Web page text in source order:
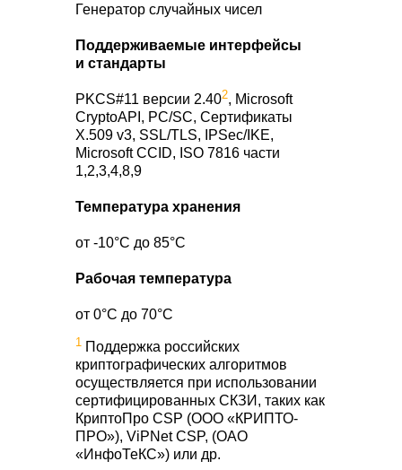
Поддерживаемые интерфейсы
и стандарты
Генератор случайных чисел
PKCS#11 версии 2.402, Microsoft
CryptoAPI, PC/SC, Сертификаты
X.509 v3, SSL/TLS, IPSec/IKE,
Microsoft CCID, ISO 7816 части
1,2,3,4,8,9
1 Поддержка российских
криптографических алгоритмов
осуществляется при использовании
сертифицированных СКЗИ, таких как
КриптоПро CSP (ООО «КРИПТО-
ПРО»), ViPNet CSP, (ОАО
«ИнфоТеКС») или др.
Температура хранения
от -10°С до 85°С
Рабочая температура
от 0°С до 70°С